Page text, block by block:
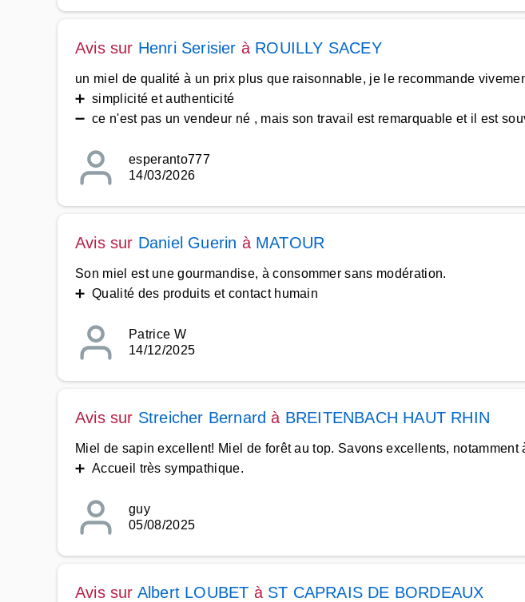
Avis sur Henri Serisier à ROUILLY SACEY
un miel de qualité à un prix plus que raisonnable, je le recommande
➕ simplicité et authenticité
➖ ce n'est pas un vendeur né , mais son travail est remarquable et il est
esperanto777
14/03/2026
Avis sur Daniel Guerin à MATOUR
Son miel est une gourmandise, à consommer sans modération.
➕ Qualité des produits et contact humain
Patrice W
14/12/2025
Avis sur Streicher Bernard à BREITENBACH HAUT RHIN
Miel de sapin excellent! Miel de forêt au top. Savons excellents, notamment
➕ Accueil très sympathique.
guy
05/08/2025
Avis sur Albert LOUBET à ST CAPRAIS DE BORDEAUX